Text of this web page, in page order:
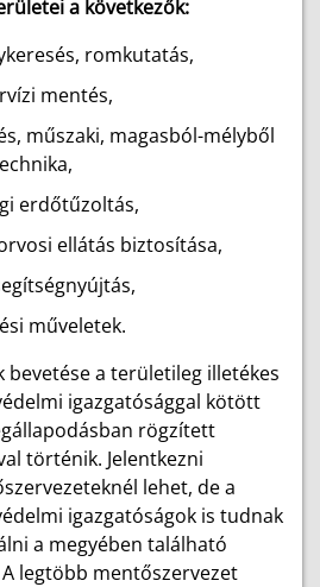
a következők:
romkutatás,
mentés,
műszaki, magasból-mélyből
erdőtűzoltás,
ellátás biztosítása,
műveletek.
bevetése a területileg illetékes
igazgatósággal kötött
rögzített
történik. Jelentkezni
lehet, de a
igazgatóságok is tudnak
a megyében található
legtöbb mentőszervezet